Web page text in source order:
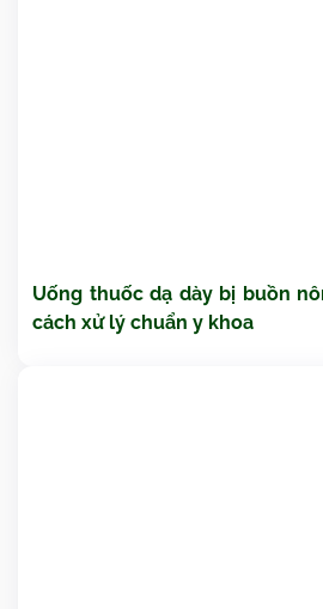
Uống thuốc dạ dày bị buồn
cách xử lý chuẩn y khoa